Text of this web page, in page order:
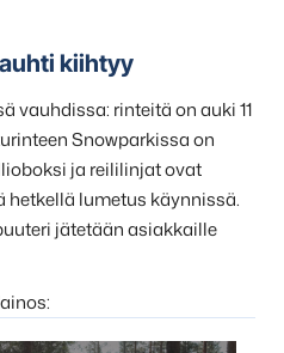
kiihtyy
vauhdissa: rinteitä on auki 11
Snowparkissa on
ja reililinjat ovat
hetkellä lumetus käynnissä.
jätetään asiakkaille